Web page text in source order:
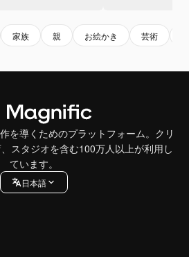
家族 親 お絵かき 芸術
を導くためのプラットフォーム。クリ
スタジオを含む100万人以上が利用し
ています。
日本語